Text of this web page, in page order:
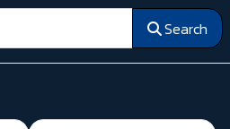
Search